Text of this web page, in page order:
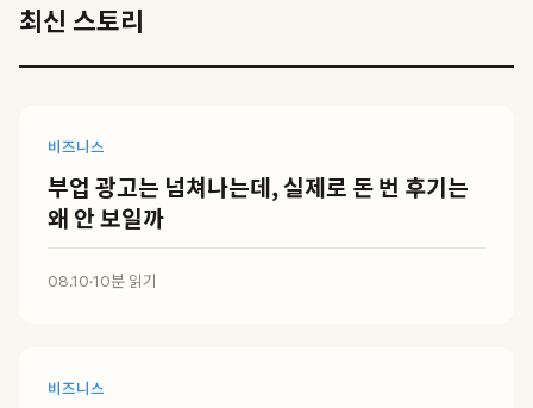
최신 스토리
비즈니스
부업 광고는 넘쳐나는데, 실제로 돈 번 후기는
왜 안 보일까
08.10·10분 읽기
비즈니스